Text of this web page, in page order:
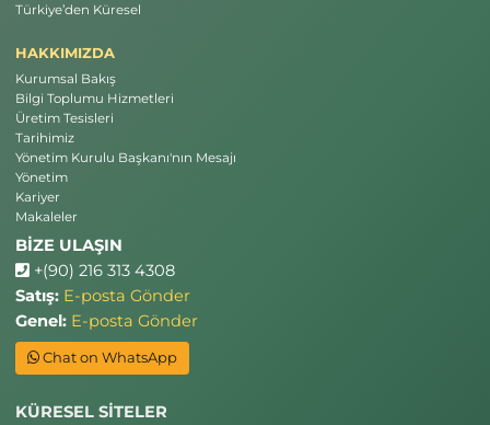
Türkiye’den Küresel
HAKKIMIZDA
Kurumsal Bakış
Bilgi Toplumu Hizmetleri
Üretim Tesisleri
Tarihimiz
Yönetim Kurulu Başkanı'nın Mesajı
Yönetim
Kariyer
Makaleler
BİZE ULAŞIN
+(90) 216 313 4308
Satış: E-posta Gönder
Genel: E-posta Gönder
Chat on WhatsApp
KÜRESEL SİTELER